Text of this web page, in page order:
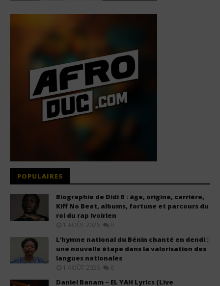
POPULAIRES
Biographie de Didi B : âge, origine, carrière,
Kiff No Beat, albums, fortune et parcours du
roi du rap ivoirien
1 AOÛT 2026 0
L’hymne national du Bénin chanté en dendi :
une nouvelle étape dans la valorisation des
langues nationales
1 AOÛT 2026 0
Daniel Banam – EL YAH Lyrics (Live